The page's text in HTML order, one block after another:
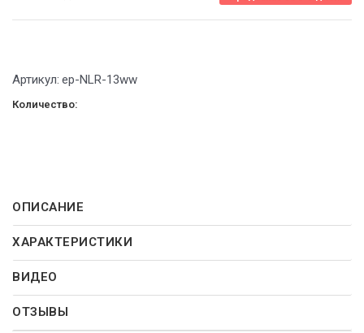
Артикул: ep-NLR-13ww
Количество:
ОПИСАНИЕ
ХАРАКТЕРИСТИКИ
ВИДЕО
ОТЗЫВЫ